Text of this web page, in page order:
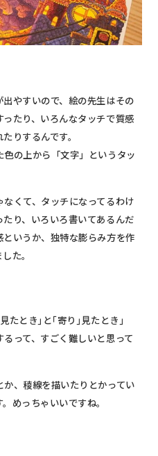
やすいので、絵の先生はその
たり、いろんなタッチで質感
りするんです。
の上から「文字」というタッ
くて、タッチになってるわけ
り、いろいろ書いてあるんだ
いうか、独特な膨らみ方を作
た。
たとき｣と｢寄り｣見たとき｣
って、すごく難しいと思って
、稜線を描いたりとかってい
めっちゃいいですね。